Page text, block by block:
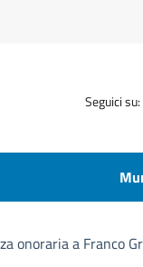
Seguici su:
onoraria a Franco